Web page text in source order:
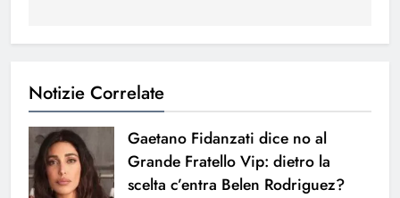
Notizie Correlate
Gaetano Fidanzati dice no al
Grande Fratello Vip: dietro la
scelta c’entra Belen Rodriguez?